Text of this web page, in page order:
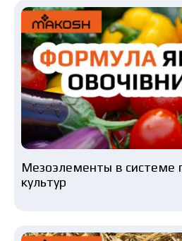
Мезоэлементы в системе
культур